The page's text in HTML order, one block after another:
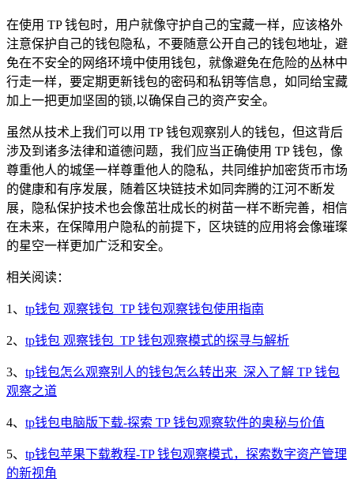
在使用 TP 钱包时，用户就像守护自己的宝藏一样，应该格外
注意保护自己的钱包隐私，不要随意公开自己的钱包地址，避
免在不安全的网络环境中使用钱包，就像避免在危险的丛林中
行走一样，要定期更新钱包的密码和私钥等信息，如同给宝藏
加上一把更加坚固的锁,以确保自己的资产安全。
虽然从技术上我们可以用 TP 钱包观察别人的钱包，但这背后
涉及到诸多法律和道德问题，我们应当正确使用 TP 钱包，像
尊重他人的城堡一样尊重他人的隐私，共同维护加密货币市场
的健康和有序发展，随着区块链技术如同奔腾的江河不断发
展，隐私保护技术也会像茁壮成长的树苗一样不断完善，相信
在未来，在保障用户隐私的前提下，区块链的应用将会像璀璨
的星空一样更加广泛和安全。
相关阅读：
1、 tp钱包 观察钱包_TP 钱包观察钱包使用指南
2、 tp钱包 观察钱包_TP 钱包观察模式的探寻与解析
3、 tp钱包怎么观察别人的钱包怎么转出来_深入了解 TP 钱包
观察之道
4、 tp钱包电脑版下载-探索 TP 钱包观察软件的奥秘与价值
5、 tp钱包苹果下载教程-TP 钱包观察模式，探索数字资产管理
的新视角